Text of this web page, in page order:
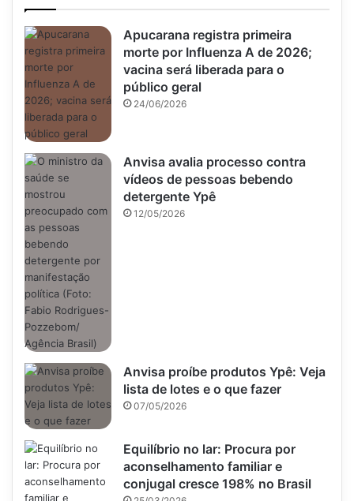
Apucarana registra primeira
morte por Influenza A de 2026;
vacina será liberada para o
público geral
24/06/2026
Anvisa avalia processo contra
vídeos de pessoas bebendo
detergente Ypê
12/05/2026
Anvisa proíbe produtos Ypê: Veja
lista de lotes e o que fazer
07/05/2026
Equilíbrio no lar: Procura por
aconselhamento familiar e
conjugal cresce 198% no Brasil